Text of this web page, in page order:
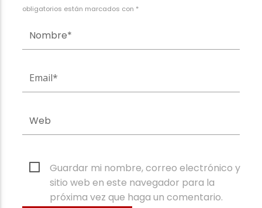
obligatorios están marcados con *
Guardar mi nombre, correo electrónico y
sitio web en este navegador para la
próxima vez que haga un comentario.